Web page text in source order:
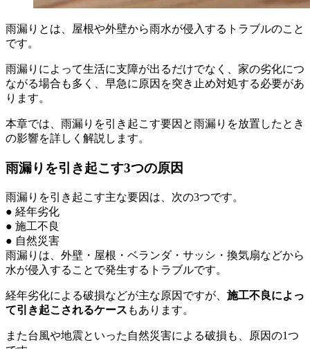
雨漏りとは、屋根や外壁から雨水が侵入するトラブルのこと
です。
雨漏りによって生活に支障が出るだけでなく、家の劣化につ
ながる場合も多く、早急に原因を突き止め対処する必要があ
ります。
本章では、雨漏りを引き起こす要因と雨漏りを放置したとき
の影響を詳しく解説します。
雨漏りを引き起こす3つの原因
雨漏りを引き起こす主な要因は、次の3つです。
● 経年劣化
● 施工不良
● 自然災害
雨漏りは、外壁・屋根・ベランダ・サッシ・換気扇などから
水が侵入することで発生するトラブルです。
経年劣化による破損などが主な原因ですが、 施工不良によっ
て引き起こされるケース もあります。
また台風や地震といった自然災害による破損も、原因の1つ